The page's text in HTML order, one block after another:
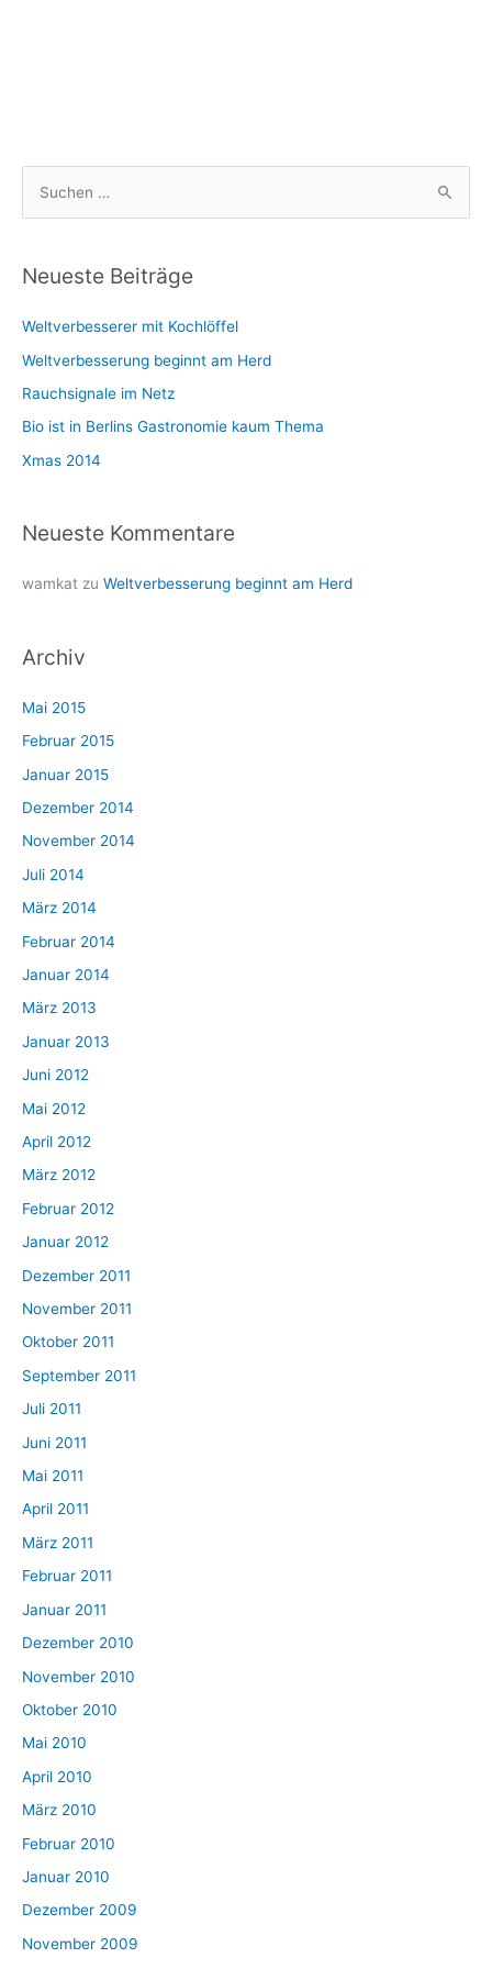
h
n
n
a
Neueste Beiträge
Weltverbesserer mit Kochlöffel
Weltverbesserung beginnt am Herd
Rauchsignale im Netz
Bio ist in Berlins Gastronomie kaum Thema
Xmas 2014
Neueste Kommentare
wamkat zu Weltverbesserung beginnt am Herd
Archiv
Mai 2015
Februar 2015
Januar 2015
Dezember 2014
November 2014
Juli 2014
März 2014
Februar 2014
Januar 2014
März 2013
Januar 2013
Juni 2012
Mai 2012
April 2012
März 2012
Februar 2012
Januar 2012
Dezember 2011
November 2011
Oktober 2011
September 2011
Juli 2011
Juni 2011
Mai 2011
April 2011
März 2011
Februar 2011
Januar 2011
Dezember 2010
November 2010
Oktober 2010
Mai 2010
April 2010
März 2010
Februar 2010
Januar 2010
Dezember 2009
November 2009